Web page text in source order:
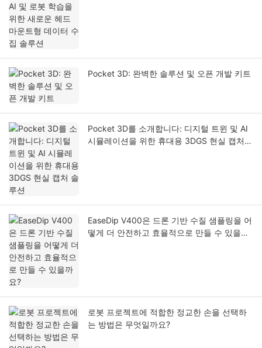
Pocket 3D: 완벽한 솔루션 및 오픈 개발 키트
Pocket 3D를 소개합니다: 디지털 트윈 및 AI
시뮬레이션을 위한 휴대용 3DGS 현실 캡처
EaseDip V400은 드론 기반 수질 샘플링을 어
떻게 더 안전하고 효율적으로 만들 수 있을까
로봇 프로젝트에 적합한 정교한 손을 선택하
는 방법은 무엇일까요?